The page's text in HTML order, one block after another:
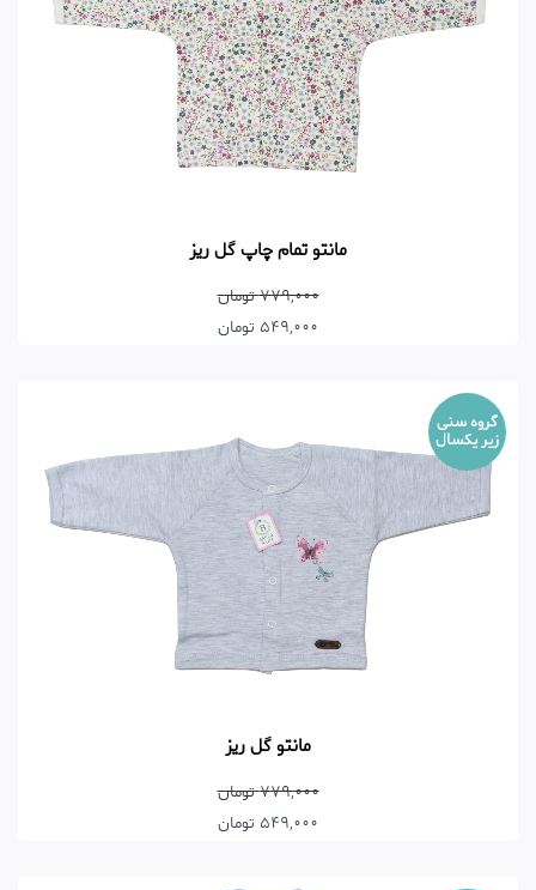
مانتو تمام چاپ گل ریز
779,000 تومان
549,000 تومان
گروه سنی
زیر یکسال
مانتو گل ریز
779,000 تومان
549,000 تومان